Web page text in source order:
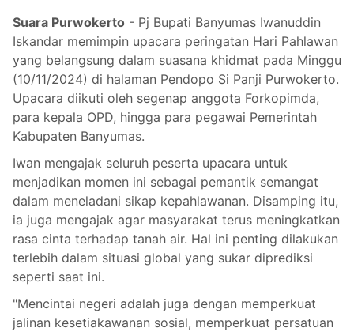
Suara Purwokerto - Pj Bupati Banyumas Iwanuddin
Iskandar memimpin upacara peringatan Hari Pahlawan
yang belangsung dalam suasana khidmat pada Minggu
(10/11/2024) di halaman Pendopo Si Panji Purwokerto.
Upacara diikuti oleh segenap anggota Forkopimda,
para kepala OPD, hingga para pegawai Pemerintah
Kabupaten Banyumas.
Iwan mengajak seluruh peserta upacara untuk
menjadikan momen ini sebagai pemantik semangat
dalam meneladani sikap kepahlawanan. Disamping itu,
ia juga mengajak agar masyarakat terus meningkatkan
rasa cinta terhadap tanah air. Hal ini penting dilakukan
terlebih dalam situasi global yang sukar diprediksi
seperti saat ini.
"Mencintai negeri adalah juga dengan memperkuat
jalinan kesetiakawanan sosial, memperkuat persatuan